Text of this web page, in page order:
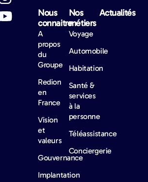
Nous
connaitre
A
propos
du
Groupe
Redion
en
France
Vision
et
valeurs
Gouvernance
Implantation
Nos
métiers
Voyage
Automobile
Habitation
Santé &
services
à la
personne
Téléassistance
Conciergerie
Actualités​